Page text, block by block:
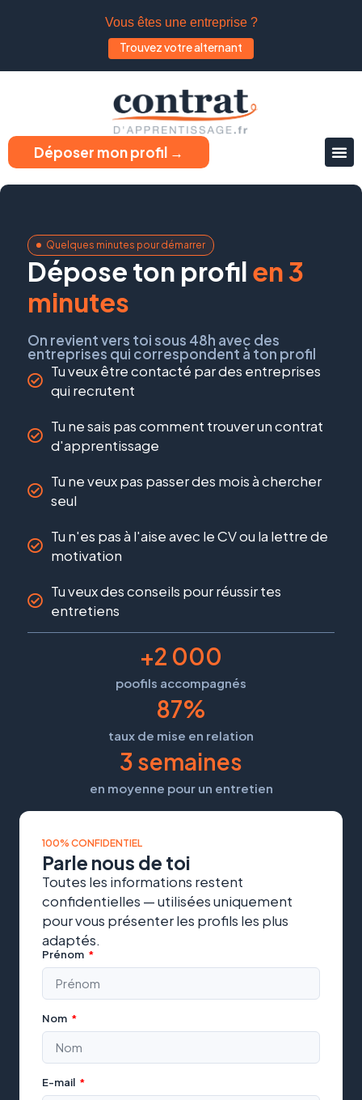
Vous êtes une entreprise ?
Trouvez votre alternant
Déposer mon profil →
Quelques minutes pour démarrer
Dépose ton profil en 3
minutes
On revient vers toi sous 48h avec des
entreprises qui correspondent à ton profil
Tu veux être contacté par des entreprises
qui recrutent
Tu ne sais pas comment trouver un contrat
d'apprentissage
Tu ne veux pas passer des mois à chercher
seul
Tu n'es pas à l'aise avec le CV ou la lettre de
motivation
Tu veux des conseils pour réussir tes
entretiens
poofils accompagnés
+2 000
taux de mise en relation
87%
en moyenne pour un entretien
3 semaines
100% CONFIDENTIEL
Parle nous de toi
Toutes les informations restent
confidentielles — utilisées uniquement
pour vous présenter les profils les plus
adaptés.
Prénom
Nom
E-mail